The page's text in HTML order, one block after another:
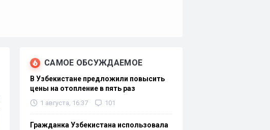
САМОЕ ОБСУЖДАЕМОЕ
В Узбекистане предложили повысить
цены на отопление в пять раз
1 августа, 16:37 101
Гражданка Узбекистана использовала